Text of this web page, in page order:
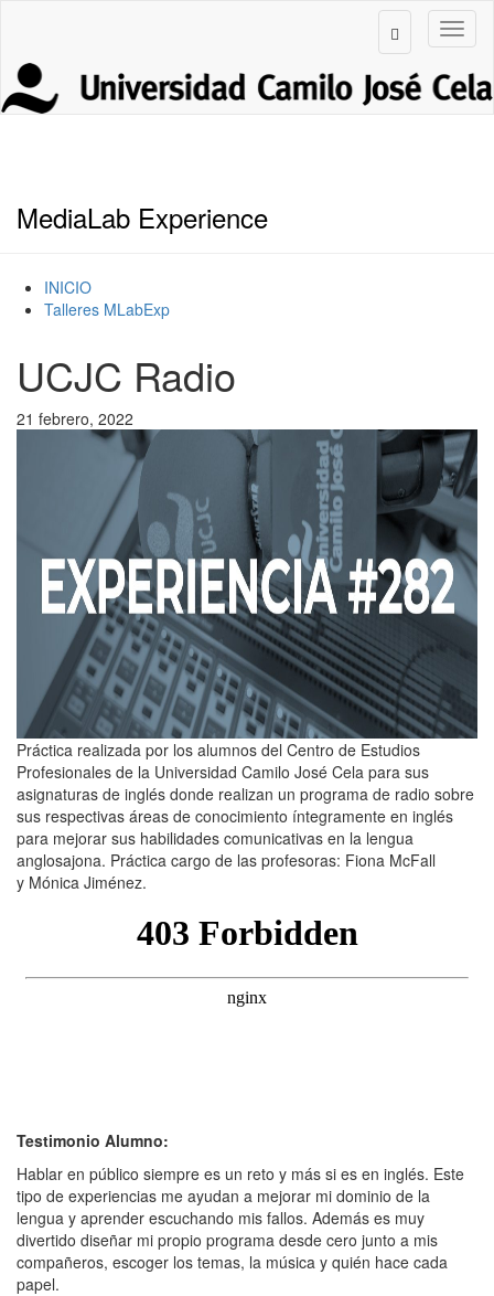
MediaLab Experience
INICIO
Talleres MLabExp
UCJC Radio
21 febrero, 2022
Práctica realizada por los alumnos del Centro de Estudios
Profesionales de la Universidad Camilo José Cela para sus
asignaturas de inglés donde realizan un programa de radio sobre
sus respectivas áreas de conocimiento íntegramente en inglés
para mejorar sus habilidades comunicativas en la lengua
anglosajona. Práctica cargo de las profesoras: Fiona McFall
y Mónica Jiménez.
Testimonio Alumno:
Hablar en público siempre es un reto y más si es en inglés. Este
tipo de experiencias me ayudan a mejorar mi dominio de la
lengua y aprender escuchando mis fallos. Además es muy
divertido diseñar mi propio programa desde cero junto a mis
compañeros, escoger los temas, la música y quién hace cada
papel.